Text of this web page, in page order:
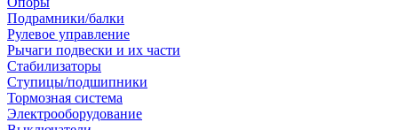
Подрамники/балки
Рулевое управление
Рычаги подвески и их части
Стабилизаторы
Ступицы/подшипники
Тормозная система
Электрооборудование